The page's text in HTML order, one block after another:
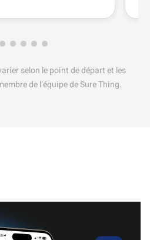
selon le point de départ et les
de l’équipe de Sure Thing.